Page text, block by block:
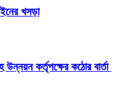
খসড়া
উন্নয়ন কর্তৃপক্ষের কঠোর বার্তা